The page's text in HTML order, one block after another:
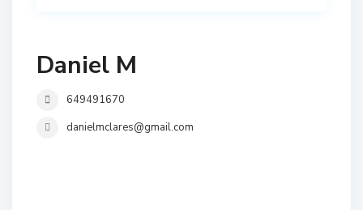
Daniel M
649491670
danielmclares@gmail.com